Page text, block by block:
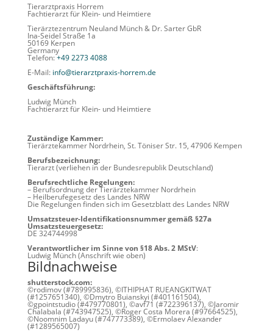
Tierarztpraxis Horrem
Fachtierarzt für Klein- und Heimtiere
Tierärztezentrum Neuland Münch & Dr. Sarter GbR
Ina-Seidel Straße 1a
50169 Kerpen
Germany
Telefon:+49 2273 4088
E-Mail: info@tierarztpraxis-horrem.de
Geschäftsführung:
Ludwig Münch
Fachtierarzt für Klein- und Heimtiere
Zuständige Kammer:
Tierärztekammer Nordrhein, St. Töniser Str. 15, 47906 Kempen
Berufsbezeichnung:
Tierarzt (verliehen in der Bundesrepublik Deutschland)
Berufsrechtliche Regelungen:
– Berufsordnung der Tierärztekammer Nordrhein
– Heilberufegesetz des Landes NRW
Die Regelungen finden sich im Gesetzblatt des Landes NRW
Umsatzsteuer-Identifikationsnummer gemäß §27a
Umsatzsteuergesetz:
DE 324744998
Verantwortlicher im Sinne von §18 Abs. 2 MStV:
Ludwig Münch (Anschrift wie oben)
Bildnachweise
shutterstock.com:
©rodimov (#789995836), ©ITHIPHAT RUEANGKITWAT
(#1257651340), ©Dmytro Buianskyi (#401161504),
©gpointstudio (#479770801), ©avf71 (#722396137), ©Jaromir
Chalabala (#743947525), ©Roger Costa Morera (#97664525),
©Noomnim Ladayu (#747773389), ©Ermolaev Alexander
(#1289565007)